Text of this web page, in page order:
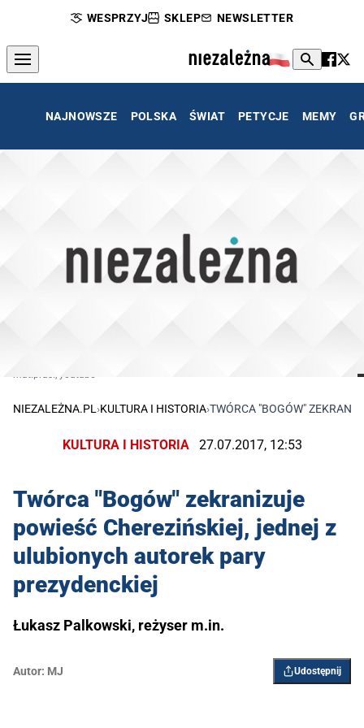
WESPRZYJ SKLEP NEWSLETTER
NAJNOWSZE POLSKA ŚWIAT PETYCJE MEMY
NIEZALEŻNA.PL ›KULTURA I HISTORIA›TWÓRCA "BOGÓW"
KULTURA I HISTORIA 27.07.2017, 12:53
Twórca "Bogów" zekranizuje
powieść Cherezińskiej, jednej z
ulubionych autorek pary
prezydenckiej
Łukasz Palkowski, reżyser m.in.
Autor: MJ Udostępnij